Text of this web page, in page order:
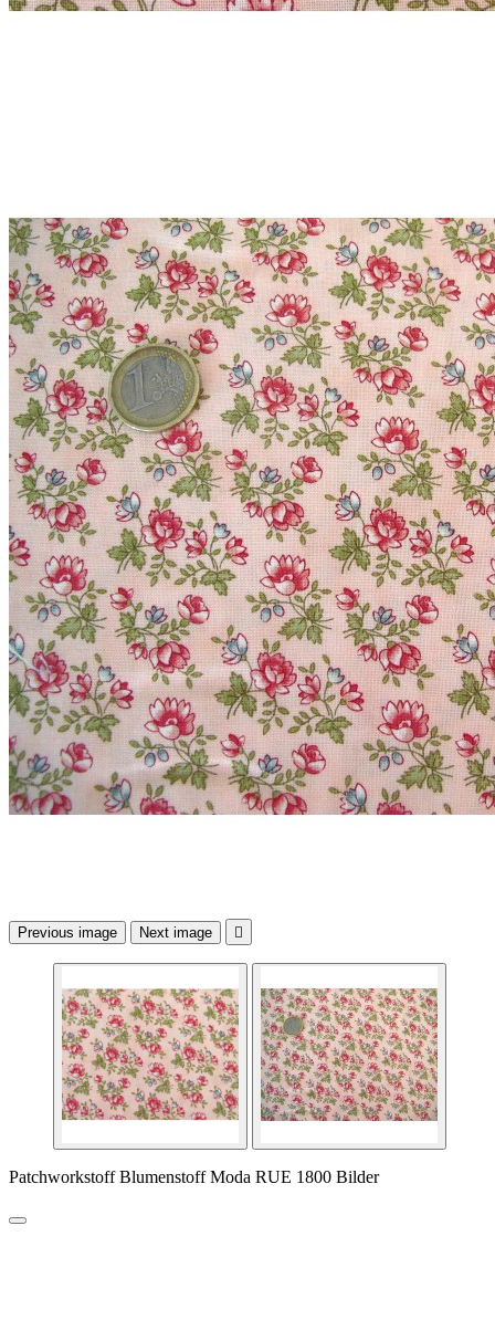
Previous image Next image 
Patchworkstoff Blumenstoff Moda RUE 1800 Bilder